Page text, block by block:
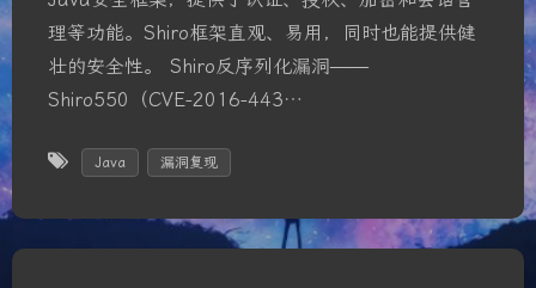
理等功能。Shiro框架直观、易用，同时也能提供健
壮的安全性。 Shiro反序列化漏洞——
Shiro550（CVE-2016-443…
Java 漏洞复现